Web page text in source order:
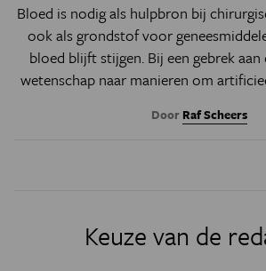
Bloed is nodig als hulpbron bij
ook als grondstof voor
bloed blijft stijgen. Bij een gebrek
wetenschap naar manieren om
Door Raf Scheers
Keuze van de